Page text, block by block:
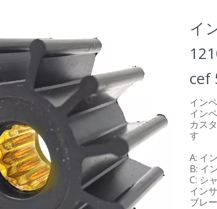
イ
cef
イン
イン
カス
す
A: イ
B: イ
C: シ
イン
ブレ